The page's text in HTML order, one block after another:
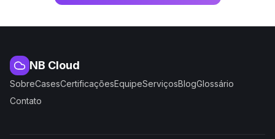
NB Cloud
SobreCasesCertificaçõesEquipeServiçosBlogGlossário
Contato